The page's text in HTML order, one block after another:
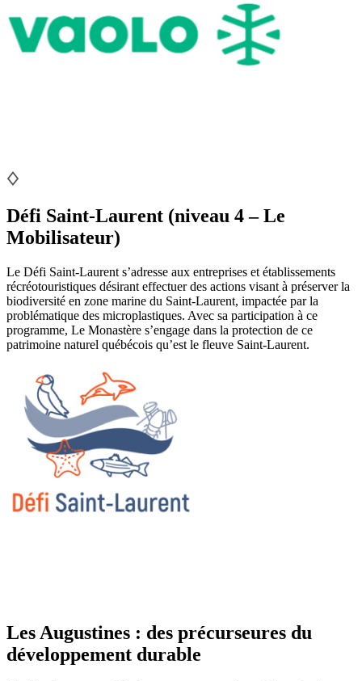
Défi Saint-Laurent (niveau 4 – Le
Mobilisateur)
Le Défi Saint-Laurent s’adresse aux entreprises et établissements
récréotouristiques désirant effectuer des actions visant à préserver la
biodiversité en zone marine du Saint-Laurent, impactée par la
problématique des microplastiques. Avec sa participation à ce
programme, Le Monastère s’engage dans la protection de ce
patrimoine naturel québécois qu’est le fleuve Saint-Laurent.
Les Augustines : des précurseures du
développement durable